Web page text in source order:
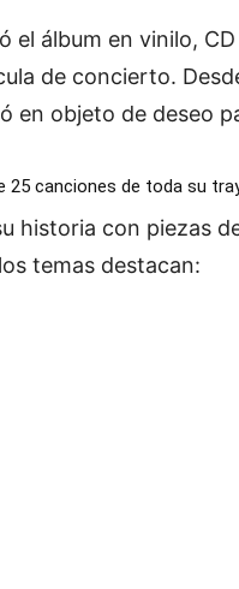
el álbum en vinilo,
de concierto.
en objeto de deseo
25 canciones de toda su
historia con piezas
temas destacan: